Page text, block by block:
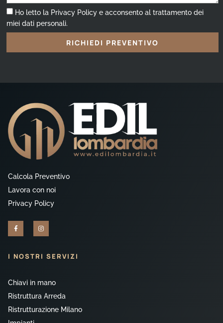
Ho letto la Privacy Policy e acconsento al trattamento dei
miei dati personali.
RICHIEDI PREVENTIVO
Calcola Preventivo
Lavora con noi
Privacy Policy
I NOSTRI SERVIZI
Chiavi in mano
Ristruttura Arreda
Ristrutturazione Milano